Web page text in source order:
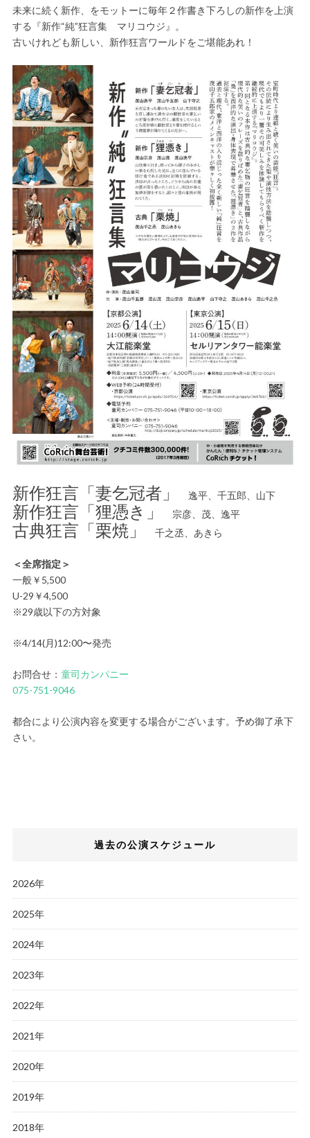
未来に続く新作、をモットーに毎年２作書き下ろしの新作を上演
する『新作“純”狂言集 マリコウジ』。
古いけれども新しい、新作狂言ワールドをご堪能あれ！
新作狂言「妻乞冠者」 逸平、千五郎、山下
新作狂言「狸憑き」 宗彦、茂、逸平
古典狂言「栗焼」 千之丞、あきら
＜全席指定＞
一般￥5,500
U-29￥4,500
※29歳以下の方対象
※4/14(月)12:00〜発売
お問合せ： 童司カンパニー
075-751-9046
都合により公演内容を変更する場合がございます。予め御了承下
さい。
過去の公演スケジュール
2026年
2025年
2024年
2023年
2022年
2021年
2020年
2019年
2018年